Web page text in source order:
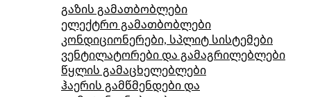
გაზის გამათბობლები
ელექტრო გამათბობლები
კონდიციონერები, სპლიტ სისტემები
ვენტილატორები და გამაგრილებლები
წყლის გამაცხელებლები
ჰაერის გამწმენდები და